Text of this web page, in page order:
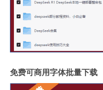
免费可商用字体批量下载